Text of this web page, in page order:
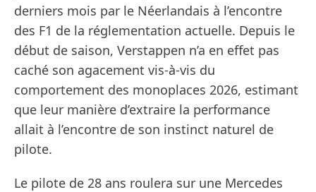
derniers mois par le Néerlandais à l’encontre
des F1 de la réglementation actuelle. Depuis le
début de saison, Verstappen n’a en effet pas
caché son agacement vis-à-vis du
comportement des monoplaces 2026, estimant
que leur manière d’extraire la performance
allait à l’encontre de son instinct naturel de
pilote.
Le pilote de 28 ans roulera sur une Mercedes